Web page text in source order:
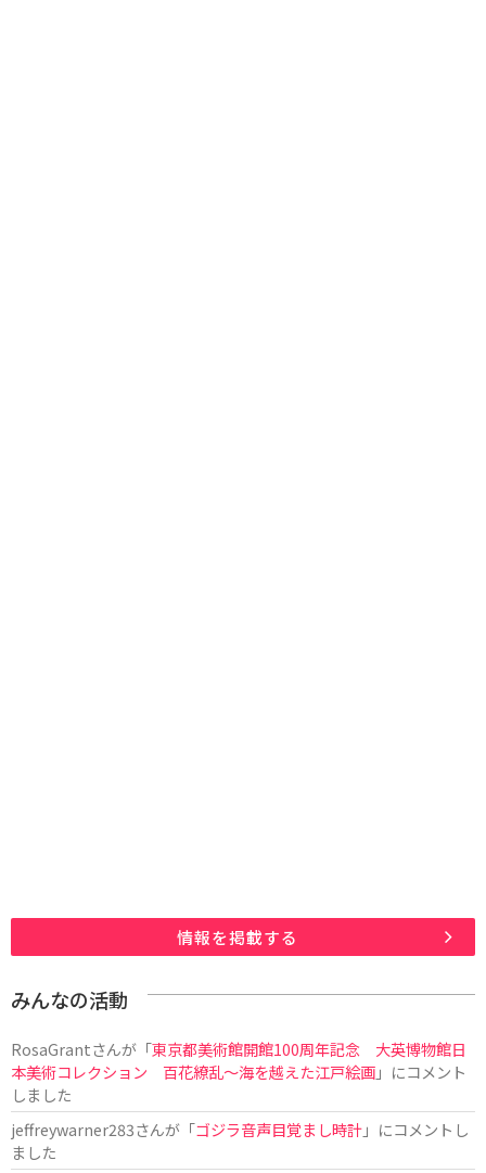
情報を掲載する
みんなの活動
RosaGrantさんが「東京都美術館開館100周年記念 大英博物館日
本美術コレクション 百花繚乱～海を越えた江戸絵画」にコメント
しました
jeffreywarner283さんが「ゴジラ音声目覚まし時計」にコメントし
ました